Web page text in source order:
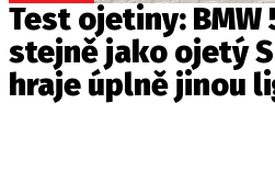
Test ojetiny:
stejně jako ojetý
hraje úplně jinou